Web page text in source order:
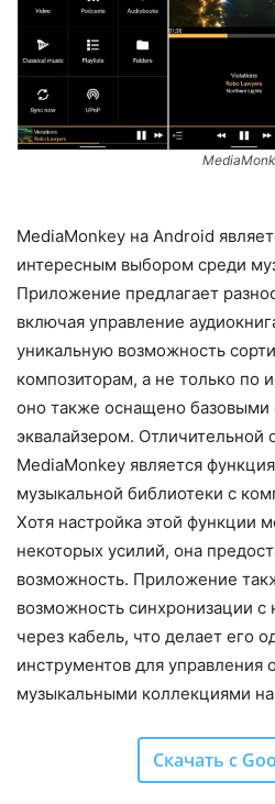
MediaMonkey на Android
интересным выбором среди
Приложение предлагает
включая управление
уникальную возможность
композиторам, а не только по
оно также оснащено
эквалайзером. Отличительной
MediaMonkey является
музыкальной библиотеки с
Хотя настройка этой функции
некоторых усилий, она
возможность. Приложение
возможность синхронизации с
через кабель, что делает его
инструментов для
музыкальными коллекциями
Скачать с